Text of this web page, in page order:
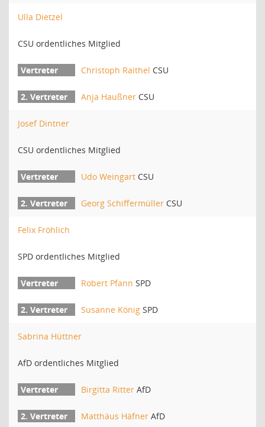
Ulla Dietzel
CSU ordentliches Mitglied
Christoph Raithel CSU
Anja Haußner CSU
Josef Dintner
CSU ordentliches Mitglied
Udo Weingart CSU
Georg Schiffermüller CSU
Felix Fröhlich
SPD ordentliches Mitglied
Robert Pfann SPD
Susanne König SPD
Sabrina Hüttner
AfD ordentliches Mitglied
Birgitta Ritter AfD
Matthäus Häfner AfD